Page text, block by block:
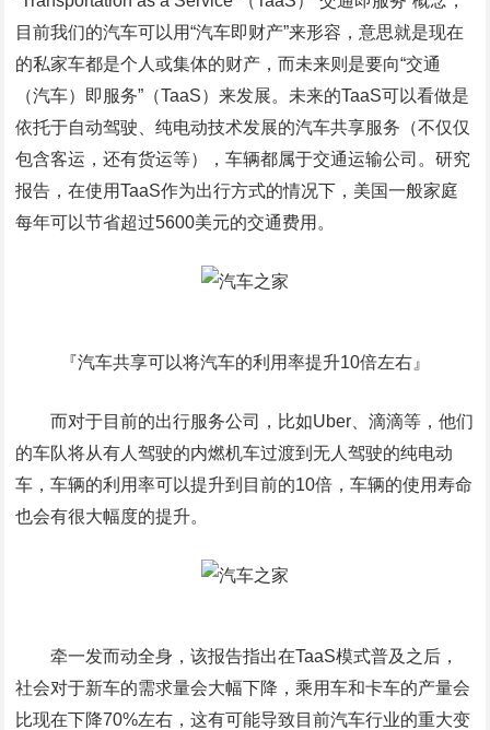
目前我们的汽车可以用“汽车即财产”来形容，意思就是现在
的私家车都是个人或集体的财产，而未来则是要向“交通
（汽车）即服务”（TaaS）来发展。未来的TaaS可以看做是
依托于自动驾驶、纯电动技术发展的汽车共享服务（不仅仅
包含客运，还有货运等），车辆都属于交通运输公司。研究
报告，在使用TaaS作为出行方式的情况下，美国一般家庭
每年可以节省超过5600美元的交通费用。
『汽车共享可以将汽车的利用率提升10倍左右』
而对于目前的出行服务公司，比如Uber、滴滴等，他们
的车队将从有人驾驶的内燃机车过渡到无人驾驶的纯电动
车，车辆的利用率可以提升到目前的10倍，车辆的使用寿命
也会有很大幅度的提升。
牵一发而动全身，该报告指出在TaaS模式普及之后，
社会对于新车的需求量会大幅下降，乘用车和卡车的产量会
比现在下降70%左右，这有可能导致目前汽车行业的重大变